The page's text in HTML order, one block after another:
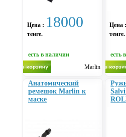
Цена : 18000
тенге.
есть в наличии
Marlin
Цена
тенге.
есть
Анатомический
ремешок Marlin к
маске